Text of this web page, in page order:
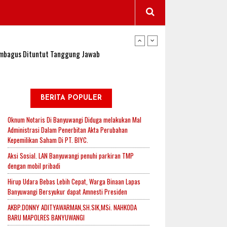
Jadi Lokasi Uji Coba Program NADI JKN
Dituntut Tanggung Jawab
Padi, Proyeksi Hasil Capai 2,4 Ton Gabah
Indonesia.id Perkuat Sinergitas Lewat Ngopi
untuk Mendukung Ketahanan Pangan Nasional
Jadi Lokasi Uji Coba Program NADI JKN
BERITA POPULER
Oknum Notaris Di Banyuwangi Diduga melakukan Mal
Administrasi Dalam Penerbitan Akta Perubahan
Kepemilikan Saham Di PT. BIYC.
Aksi Sosial. LAN Banyuwangi penuhi parkiran TMP
dengan mobil pribadi
Hirup Udara Bebas Lebih Cepat, Warga Binaan Lapas
Banyuwangi Bersyukur dapat Amnesti Presiden
AKBP.DONNY ADITYAWARMAN,SH.SIK,MSi. NAHKODA
BARU MAPOLRES BANYUWANGI